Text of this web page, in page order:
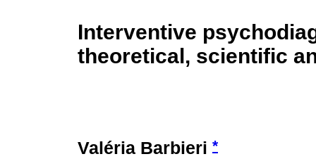
Interventive
theoretical, scientific
Valéria Barbieri *